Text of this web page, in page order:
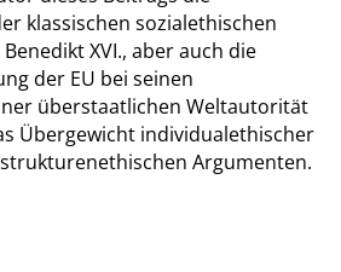
klassischen sozialethischen
XVI., aber auch die
der EU bei seinen
überstaatlichen Weltautorität
Übergewicht individualethischer
Argumenten.